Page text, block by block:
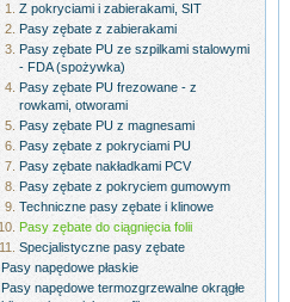
Z pokryciami i zabierakami, SIT
Pasy zębate z zabierakami
Pasy zębate PU ze szpilkami stalowymi
- FDA (spożywka)
Pasy zębate PU frezowane - z
rowkami, otworami
Pasy zębate PU z magnesami
Pasy zębate z pokryciami PU
Pasy zębate nakładkami PCV
Pasy zębate z pokryciem gumowym
Techniczne pasy zębate i klinowe
Pasy zębate do ciągnięcia folii
Specjalistyczne pasy zębate
Pasy napędowe płaskie
Pasy napędowe termozgrzewalne okrągłe